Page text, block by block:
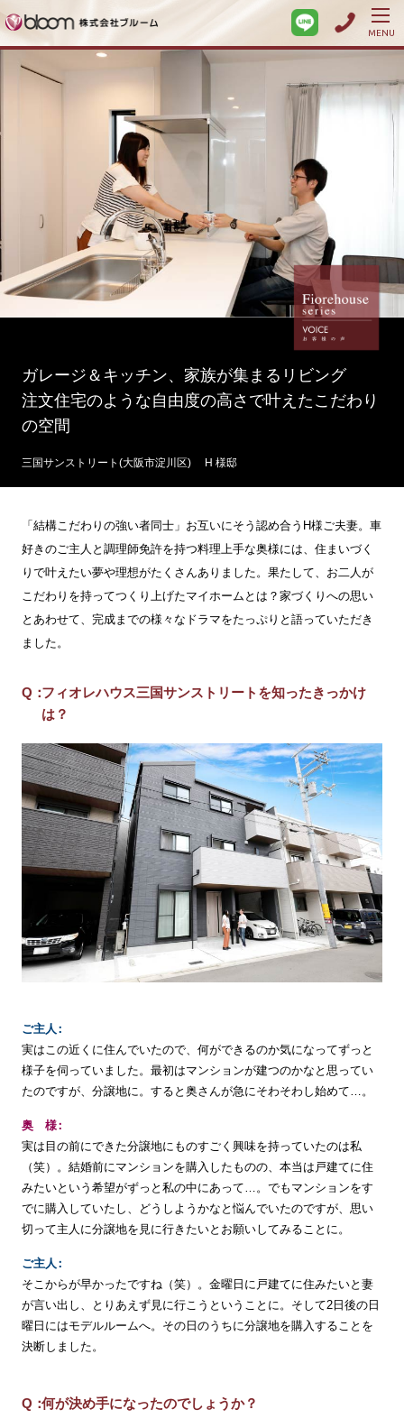
MENU
ガレージ＆キッチン、家族が集まるリビング
注文住宅のような自由度の高さで叶えたこだわり
の空間
三国サンストリート(大阪市淀川区) H 様邸
「結構こだわりの強い者同士」お互いにそう認め合うH様ご夫妻。車
好きのご主人と調理師免許を持つ料理上手な奥様には、住まいづく
りで叶えたい夢や理想がたくさんありました。果たして、お二人が
こだわりを持ってつくり上げたマイホームとは？家づくりへの思い
とあわせて、完成までの様々なドラマをたっぷりと語っていただき
ました。
フィオレハウス三国サンストリートを知ったきっかけ
は？
ご主人
実はこの近くに住んでいたので、何ができるのか気になってずっと
様子を伺っていました。最初はマンションが建つのかなと思ってい
たのですが、分譲地に。すると奥さんが急にそわそわし始めて…。
奥
様
実は目の前にできた分譲地にものすごく興味を持っていたのは私
（笑）。結婚前にマンションを購入したものの、本当は戸建てに住
みたいという希望がずっと私の中にあって…。でもマンションをす
でに購入していたし、どうしようかなと悩んでいたのですが、思い
切って主人に分譲地を見に行きたいとお願いしてみることに。
ご主人
そこからが早かったですね（笑）。金曜日に戸建てに住みたいと妻
が言い出し、とりあえず見に行こうということに。そして2日後の日
曜日にはモデルルームへ。その日のうちに分譲地を購入することを
決断しました。
何が決め手になったのでしょうか？